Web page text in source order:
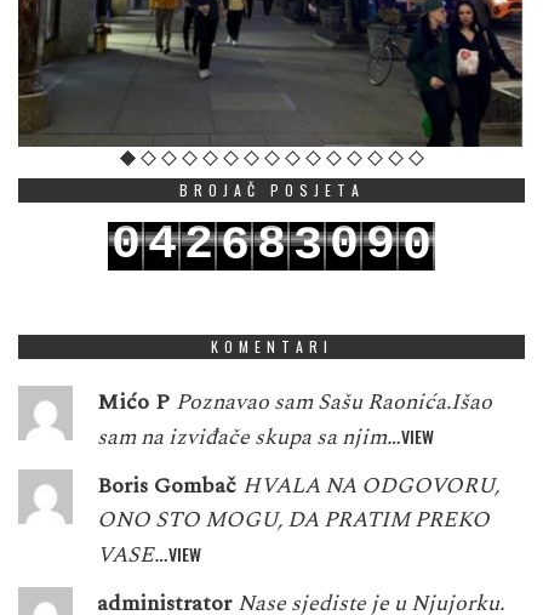
BROJAČ POSJETA
042683090
KOMENTARI
Mićo P Poznavao sam Sašu Raonića.Išao
sam na izviđače skupa sa njim…VIEW
Boris Gombač HVALA NA ODGOVORU,
ONO STO MOGU, DA PRATIM PREKO
VASE…VIEW
administrator Nase sjediste je u Njujorku.